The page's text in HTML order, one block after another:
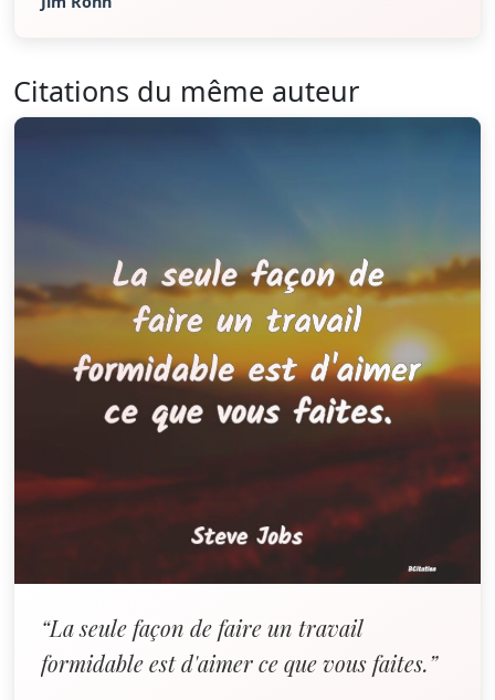
Citations du même auteur
“La seule façon de faire un travail
formidable est d'aimer ce que vous faites.”